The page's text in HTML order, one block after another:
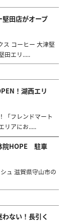
堅田店がオープ
ス コーヒー 大津堅
田エリ.....
！湖西エリ
「フレンドマート
リアにお.....
院HOPE 駐車
ュ 滋賀県守山市の
ない！長引く